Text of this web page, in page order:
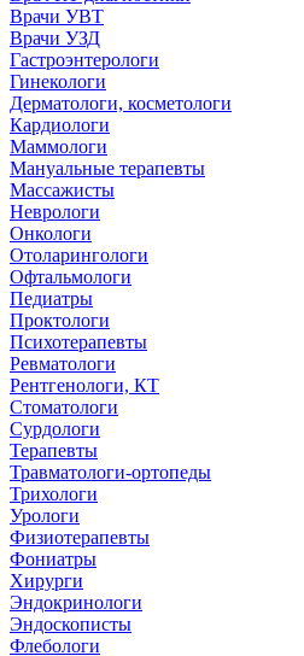
Врачи УВТ
Врачи УЗД
Гастроэнтерологи
Гинекологи
Дерматологи, косметологи
Кардиологи
Маммологи
Мануальные терапевты
Массажисты
Неврологи
Онкологи
Отоларингологи
Офтальмологи
Педиатры
Проктологи
Психотерапевты
Ревматологи
Рентгенологи, КТ
Стоматологи
Сурдологи
Терапевты
Травматологи-ортопеды
Трихологи
Урологи
Физиотерапевты
Фониатры
Хирурги
Эндокринологи
Эндоскописты
Флебологи